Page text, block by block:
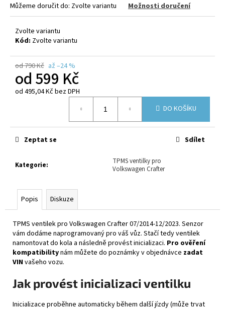
Můžeme doručit do: Zvolte variantu Možnosti doručení
Zvolte variantu
Kód: Zvolte variantu
od 790 Kč až –24 %
od599 Kč
od 495,04 Kčbez DPH
DO KOŠÍKU
Kategorie:
TPMS ventilky pro
Volkswagen Crafter
Zeptat se Sdílet
Popis Diskuze
TPMS ventilek pro Volkswagen Crafter 07/2014-12/2023. Senzor
vám dodáme naprogramovaný pro váš vůz. Stačí tedy ventilek
namontovat do kola a následně provést inicializaci. Pro ověření
kompatibilitynám můžete do poznámky v objednávce zadat
VINvašeho vozu.
Jak provést inicializaci ventilku
Inicializace proběhne automaticky během další jízdy (může trvat
u
č
u
e
m